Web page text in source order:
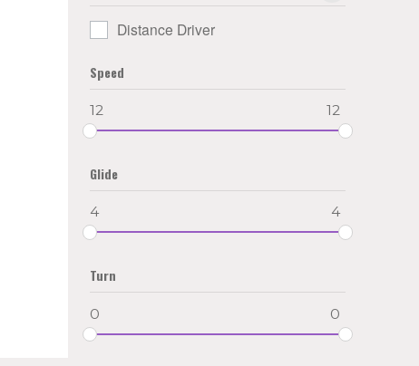
Distance Driver
Speed
12 12
Glide
4 4
Turn
0 0